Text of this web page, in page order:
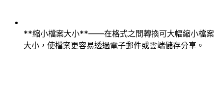
**縮小檔案大小**——在格式之間轉換可大幅縮小檔案
大小，使檔案更容易透過電子郵件或雲端儲存分享。